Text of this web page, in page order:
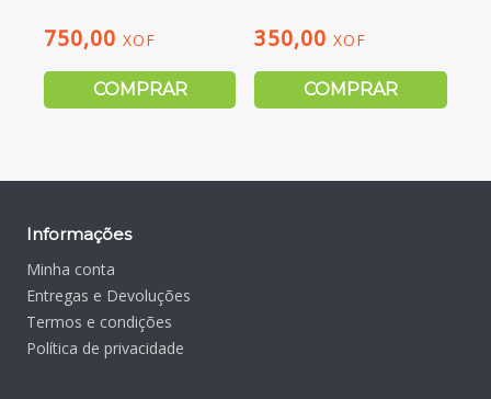
750,00 XOF
COMPRAR
350,00XOF
COMPRAR
Informações
Minha conta
Entregas e Devoluções
Termos e condições
Política de privacidade